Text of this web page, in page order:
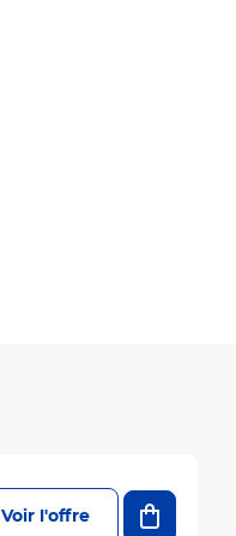
Voir l'offre
Ajouter